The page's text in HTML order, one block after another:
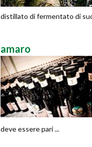
distillato di fermentato di
amaro
deve essere pari ...